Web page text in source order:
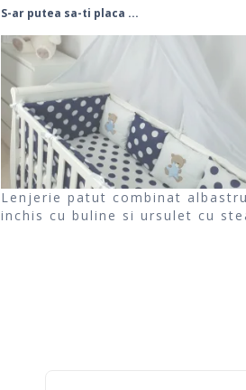
S-ar putea sa-ti placa ...
Lenjerie patut combinat albastru
inchis cu buline si ursulet cu